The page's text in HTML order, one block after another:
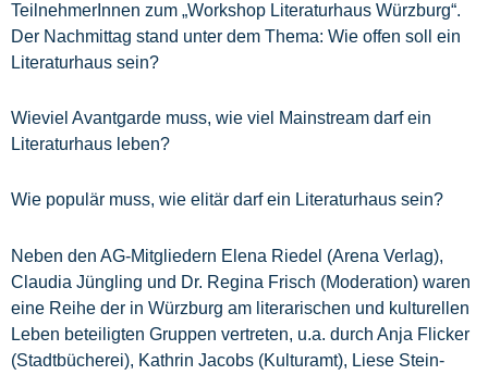
TeilnehmerInnen zum „Workshop Literaturhaus Würzburg“.
Der Nachmittag stand unter dem Thema: Wie offen soll ein
Literaturhaus sein?
Wieviel Avantgarde muss, wie viel Mainstream darf ein
Literaturhaus leben?
Wie populär muss, wie elitär darf ein Literaturhaus sein?
Neben den AG-Mitgliedern Elena Riedel (Arena Verlag),
Claudia Jüngling und Dr. Regina Frisch (Moderation) waren
eine Reihe der in Würzburg am literarischen und kulturellen
Leben beteiligten Gruppen vertreten, u.a. durch Anja Flicker
(Stadtbücherei), Kathrin Jacobs (Kulturamt), Liese Stein-